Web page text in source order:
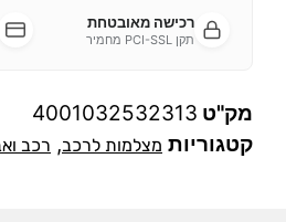
רכישה מאובטחת
תקן PCI-SSL מחמיר
מק"ט 4001032532313
קטגוריות מצלמות לרכב, רכב